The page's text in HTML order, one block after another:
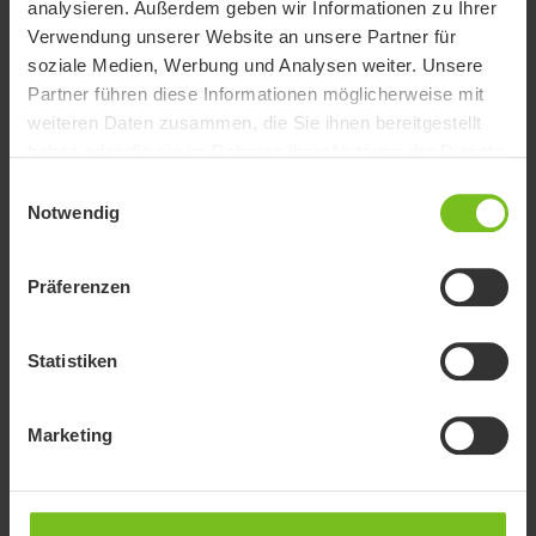
analysieren. Außerdem geben wir Informationen zu Ihrer
Verwendung unserer Website an unsere Partner für
soziale Medien, Werbung und Analysen weiter. Unsere
Partner führen diese Informationen möglicherweise mit
weiteren Daten zusammen, die Sie ihnen bereitgestellt
Notwendig
Präferenzen
Statistiken
Marketing
Zoo in meiner Nähe finden
Hauptgewinn: Fotoshooting
Jenny Klestil Fotografiesteht für eine einfühlsame
und zugleich kraftvolle Bildsprache, die Menschen